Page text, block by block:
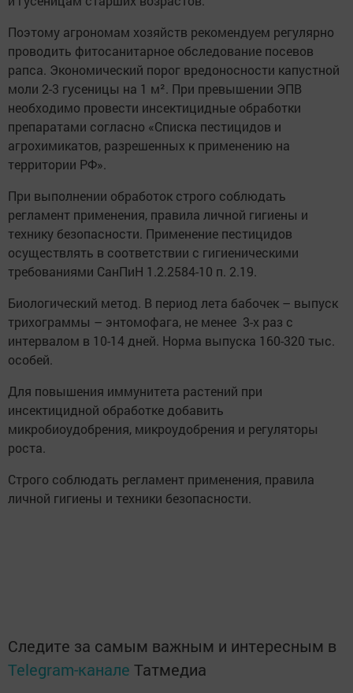
Поэтому агрономам хозяйств рекомендуем регулярно
проводить фитосанитарное обследование посевов
рапса. Экономический порог вредоносности капустной
моли 2-3 гусеницы на 1 м². При превышении ЭПВ
необходимо провести инсектицидные обработки
препаратами согласно «Списка пестицидов и
агрохимикатов, разрешенных к применению на
территории РФ».
При выполнении обработок строго соблюдать
регламент применения, правила личной гигиены и
технику безопасности. Применение пестицидов
осуществлять в соответствии с гигиеническими
требованиями СанПиН 1.2.2584-10 п. 2.19.
Биологический метод. В период лета бабочек – выпуск
трихограммы – энтомофага, не менее 3-х раз с
интервалом в 10-14 дней. Норма выпуска 160-320 тыс.
особей.
Для повышения иммунитета растений при
инсектицидной обработке добавить
микробиоудобрения, микроудобрения и регуляторы
роста.
Строго соблюдать регламент применения, правила
личной гигиены и техники безопасности.
Следите за самым важным и интересным в
Telegram-канале Татмедиа